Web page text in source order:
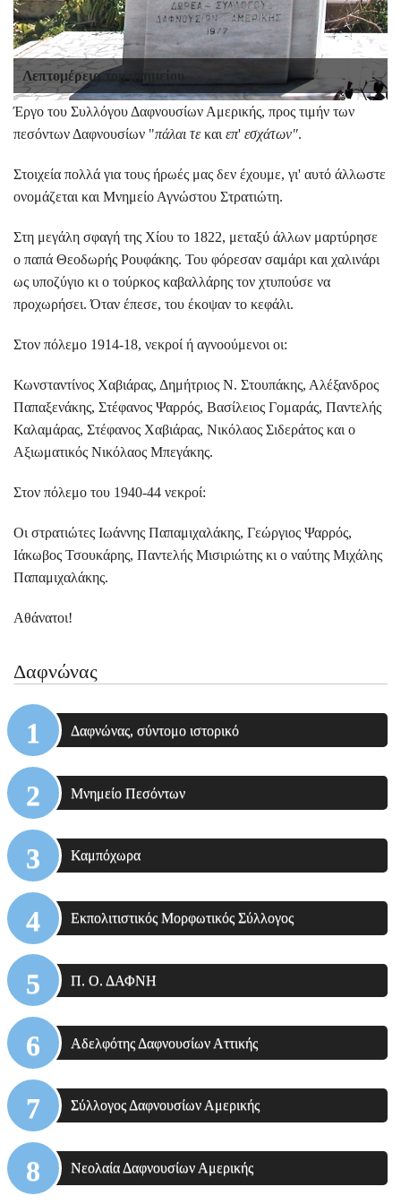
Λεπτομέρεια του μνημείου
Έργο του Συλλόγου Δαφνουσίων Αμερικής, προς τιμήν των
πεσόντων Δαφνουσίων "πάλαι τεκαι επ' εσχάτων".
Στοιχεία πολλά για τους ήρωές μας δεν έχουμε, γι' αυτό άλλωστε
ονομάζεται και Μνημείο Αγνώστου Στρατιώτη.
Στη μεγάλη σφαγή της Χίου το 1822, μεταξύ άλλων μαρτύρησε
ο παπά Θεοδωρής Ρουφάκης. Του φόρεσαν σαμάρι και χαλινάρι
ως υποζύγιο κι ο τούρκος καβαλλάρης τον χτυπούσε να
προχωρήσει. Όταν έπεσε, του έκοψαν το κεφάλι.
Στον πόλεμο 1914-18, νεκροί ή αγνοούμενοι οι:
Κωνσταντίνος Χαβιάρας, Δημήτριος Ν. Στουπάκης, Αλέξανδρος
Παπαξενάκης, Στέφανος Ψαρρός, Βασίλειος Γομαράς, Παντελής
Καλαμάρας, Στέφανος Χαβιάρας, Νικόλαος Σιδεράτος και ο
Αξιωματικός Νικόλαος Μπεγάκης.
Στον πόλεμο του 1940-44 νεκροί:
Οι στρατιώτες Ιωάννης Παπαμιχαλάκης, Γεώργιος Ψαρρός,
Ιάκωβος Τσουκάρης, Παντελής Μισιριώτης κι o ναύτης Μιχάλης
Παπαμιχαλάκης.
Αθάνατοι!
Δαφνώνας
Δαφνώνας, σύντομο ιστορικό
Μνημείο Πεσόντων
Καμπόχωρα
Εκπολιτιστικός Μορφωτικός Σύλλογος
Π. Ο. ΔΑΦΝΗ
Αδελφότης Δαφνουσίων Αττικής
Σύλλογος Δαφνουσίων Αμερικής
Νεολαία Δαφνουσίων Αμερικής